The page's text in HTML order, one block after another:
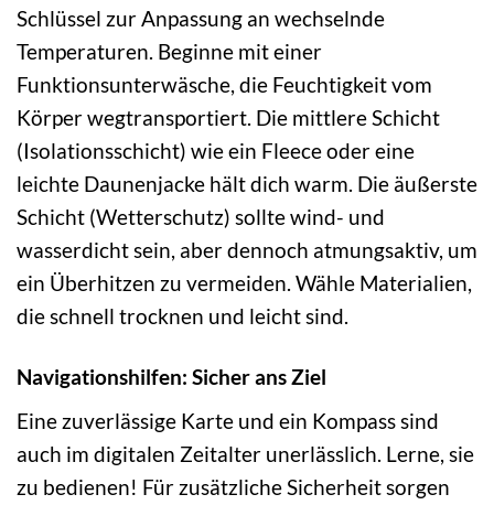
Schlüssel zur Anpassung an wechselnde
Temperaturen. Beginne mit einer
Funktionsunterwäsche, die Feuchtigkeit vom
Körper wegtransportiert. Die mittlere Schicht
(Isolationsschicht) wie ein Fleece oder eine
leichte Daunenjacke hält dich warm. Die äußerste
Schicht (Wetterschutz) sollte wind- und
wasserdicht sein, aber dennoch atmungsaktiv, um
ein Überhitzen zu vermeiden. Wähle Materialien,
die schnell trocknen und leicht sind.
Navigationshilfen: Sicher ans Ziel
Eine zuverlässige Karte und ein Kompass sind
auch im digitalen Zeitalter unerlässlich. Lerne, sie
zu bedienen! Für zusätzliche Sicherheit sorgen